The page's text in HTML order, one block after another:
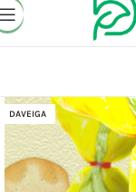
DAVEIGA